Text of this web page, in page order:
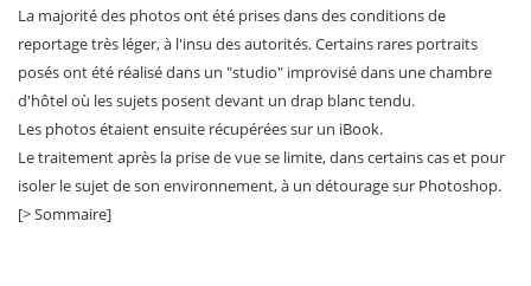
La majorité des photos ont été prises dans des conditions de
reportage très léger, à l'insu des autorités. Certains rares portraits
posés ont été réalisé dans un "studio" improvisé dans une chambre
d'hôtel où les sujets posent devant un drap blanc tendu.
Les photos étaient ensuite récupérées sur un iBook.
Le traitement après la prise de vue se limite, dans certains cas et pour
isoler le sujet de son environnement, à un détourage sur Photoshop.
[> Sommaire]